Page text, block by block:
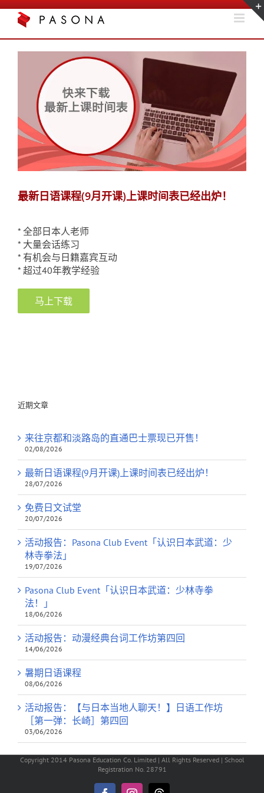
Skip
Image
最新日语课程(9月开课)上课时间表已经出炉！
* 全部日本人老师
* 大量会话练习
* 有机会与日籍嘉宾互动
* 超过40年教学经验
马上下载
近期文章
来往京都和淡路岛的直通巴士票现已开售！
02/08/2026
最新日语课程(9月开课)上课时间表已经出炉！
28/07/2026
免费日文试堂
20/07/2026
活动报告：Pasona Club Event「认识日本武道：少
林寺拳法」
19/07/2026
Pasona Club Event「认识日本武道：少林寺拳
法！」
18/06/2026
活动报告：动漫经典台词工作坊第四回
14/06/2026
暑期日语课程
08/06/2026
活动报告：【与日本当地人聊天！】日语工作坊
［第一弹：长崎］第四回
03/06/2026
Copyright 2014 Pasona Education Co. Limited | All Rights Reserved | School
Registration No. 28791